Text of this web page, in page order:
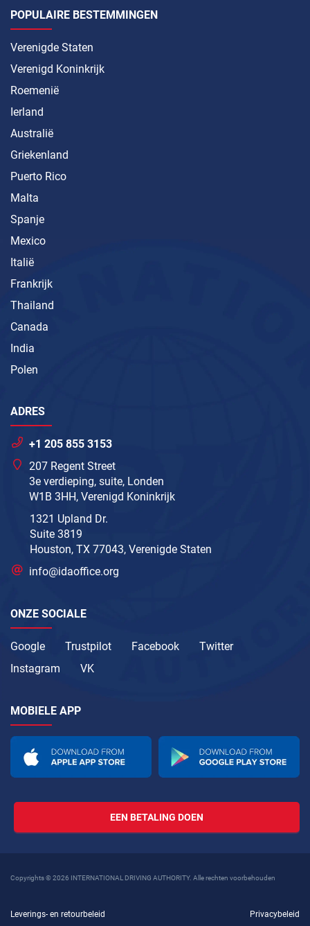
POPULAIRE BESTEMMINGEN
Verenigde Staten
Verenigd Koninkrijk
Roemenië
Ierland
Australië
Griekenland
Puerto Rico
Malta
Spanje
Mexico
Italië
Frankrijk
Thailand
Canada
India
Polen
ADRES
+1 205 855 3153
207 Regent Street
3e verdieping, suite, Londen
W1B 3HH, Verenigd Koninkrijk
1321 Upland Dr.
Suite 3819
Houston, TX 77043, Verenigde Staten
info@idaoffice.org
ONZE SOCIALE
Google Trustpilot Facebook
Twitter
Instagram
VK
MOBIELE APP
EEN BETALING DOEN
Copyrights © 2026 INTERNATIONAL DRIVING AUTHORITY. Alle rechten voorbehouden
Leverings- en retourbeleid Privacybeleid